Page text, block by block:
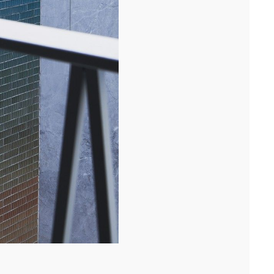
logements étudiants et d'une crèche sur le ca...[...]
08/25
ATELIER MAQUETTES PARADIS